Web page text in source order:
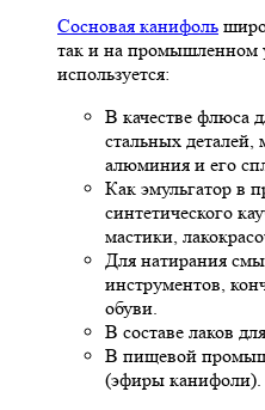
Сосновая канифоль
так и на промышленном
используется:
В качестве флюса
стальных
алюминия и его
Как эмульгатор в
синтетического
мастики,
Для натирания
инструментов,
обуви.
В составе лаков
В пищевой
(эфиры канифоли).